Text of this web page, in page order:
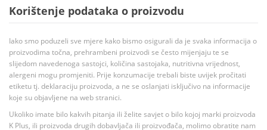
Korištenje podataka o proizvodu
Iako smo poduzeli sve mjere kako bismo osigurali da je svaka informacija o
proizvodima točna, prehrambeni proizvodi se često mijenjaju te se
slijedom navedenoga sastojci, količina sastojaka, nutritivna vrijednost,
alergeni mogu promjeniti. Prije konzumacije trebali biste uvijek pročitati
etiketu tj. deklaraciju proizvoda, a ne se oslanjati isključivo na informacije
koje su objavljene na web stranici.
Ukoliko imate bilo kakvih pitanja ili želite savjet o bilo kojoj marki proizvoda
K Plus, ili proizvoda drugih dobavljača ili proizvođača, molimo obratite nam